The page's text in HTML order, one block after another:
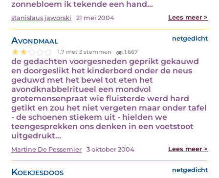
zonnebloem ik tekende een hand…
stanislaus jaworski 21 mei 2004 Lees meer >
Avondmaal netgedicht
1.7 met 3 stemmen 1.667
de gedachten voorgesneden geprikt gekauwd
en doorgeslikt het kinderbord onder de neus
geduwd met het bevel tot eten het
avondknabbelritueel een mondvol
grotemensenpraat wie fluisterde werd hard
getikt en zou het niet vergeten maar onder tafel
- de schoenen stiekem uit - hielden we
teengesprekken ons denken in een voetstoot
uitgedrukt…
Martine De Pessemier 3 oktober 2004 Lees meer >
Koekjesdoos netgedicht